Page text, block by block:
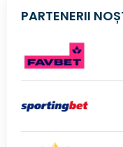
PARTENERII